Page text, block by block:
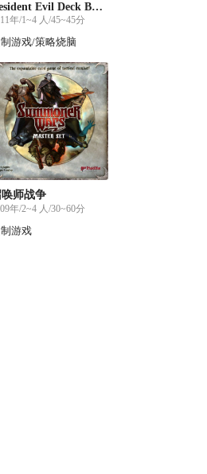
Resident Evil Deck Building Game: Alliance
年/1~4 人/45~45分
游戏/策略烧脑
师战争
年/2~4 人/30~60分
游戏